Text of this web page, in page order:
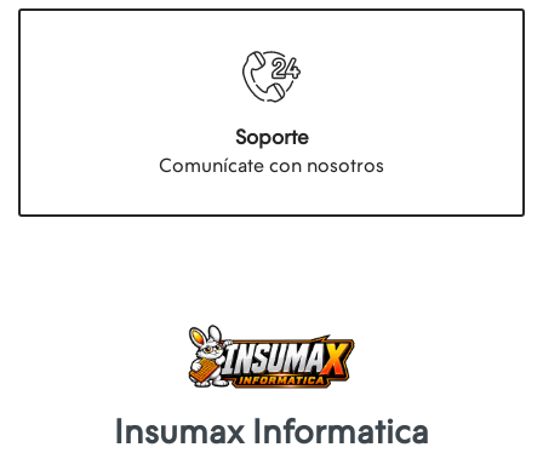
Soporte
Comunícate con nosotros
Insumax Informatica